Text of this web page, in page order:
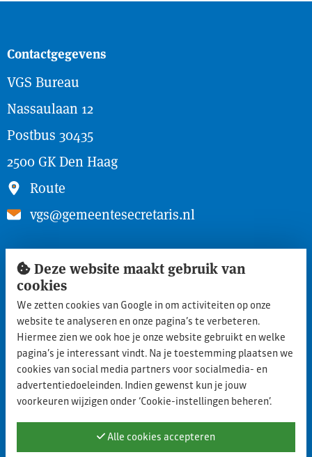
Contactgegevens
VGS Bureau
Nassaulaan 12
Postbus 30435
2500 GK Den Haag
Route
vgs@gemeentesecretaris.nl
Snel naar
Inloggen ledengedeelte
Lid worden
Aanmelden nieuwe leden
Privacy statement
Cookie policy
Deze website maakt gebruik van
cookies
We zetten cookies van Google in om activiteiten op onze
website te analyseren en onze pagina’s te verbeteren.
Hiermee zien we ook hoe je onze website gebruikt en welke
pagina’s je interessant vindt. Na je toestemming plaatsen we
cookies van social media partners voor socialmedia- en
advertentiedoeleinden. Indien gewenst kun je jouw
voorkeuren wijzigen onder ‘Cookie-instellingen beheren’.
Alle cookies accepteren